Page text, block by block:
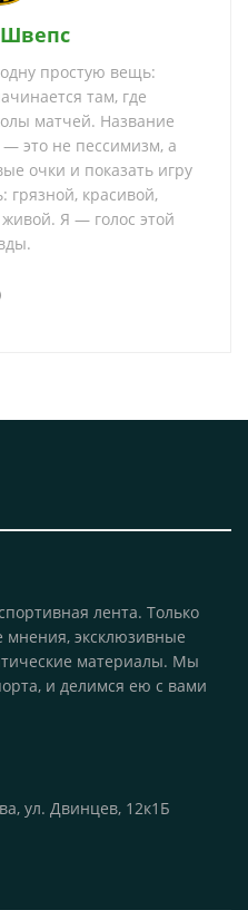
простую вещь:
там, где
матчей. Название
это не пессимизм, а
очки и показать игру
грязной, красивой,
Я — голос этой
лента. Только
мнения, эксклюзивные
материалы. Мы
и делимся ею с вами
ул. Двинцев, 12к1Б